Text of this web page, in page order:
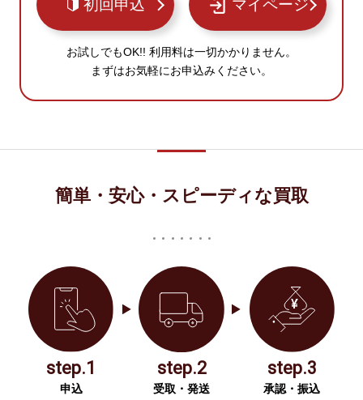
初回申込 マイページ
お試しでもOK!! 利用料は一切かかりません。
まずはお気軽にお申込みください。
簡単・安心・スピーディな買取
step.1
申込
step.2
受取・発送
step.3
承認・振込